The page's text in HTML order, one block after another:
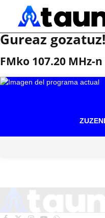
Gureaz gozatuz!
FMko 107.20 MHz-